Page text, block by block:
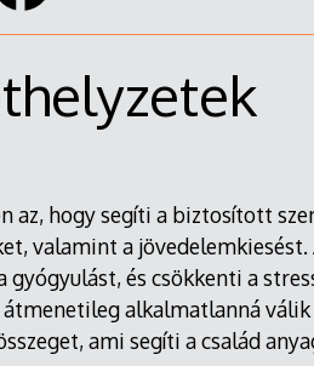
az, hogy segíti a biztosított
valamint a
és csökkenti a
alkalmatlanná válik
ami segíti a család